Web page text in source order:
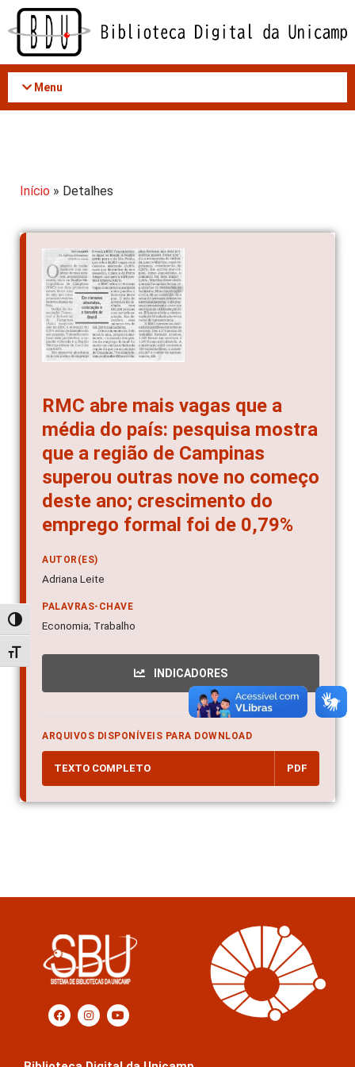
Acessar
conteúdo
Alternar alto contraste
Alternar tamanho da fonte
Menu
Início » Detalhes
RMC abre mais vagas que a
média do país: pesquisa mostra
que a região de Campinas
superou outras nove no começo
deste ano; crescimento do
emprego formal foi de 0,79%
AUTOR(ES)
Adriana Leite
PALAVRAS-CHAVE
Economia; Trabalho
INDICADORES
ARQUIVOS DISPONÍVEIS PARA DOWNLOAD
TEXTO COMPLETO PDF